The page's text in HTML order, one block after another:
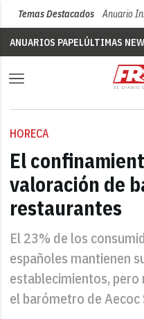
Temas Destacados Anuario
ANUARIOS PAPELÚLTIMAS
HORECA
El
valoración de
restaurantes
El 23% de los
españoles mantienen
establecimientos, pero
el barómetro de Aecoc